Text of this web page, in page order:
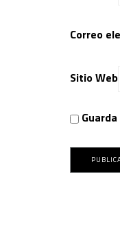
Correo
Sitio Web